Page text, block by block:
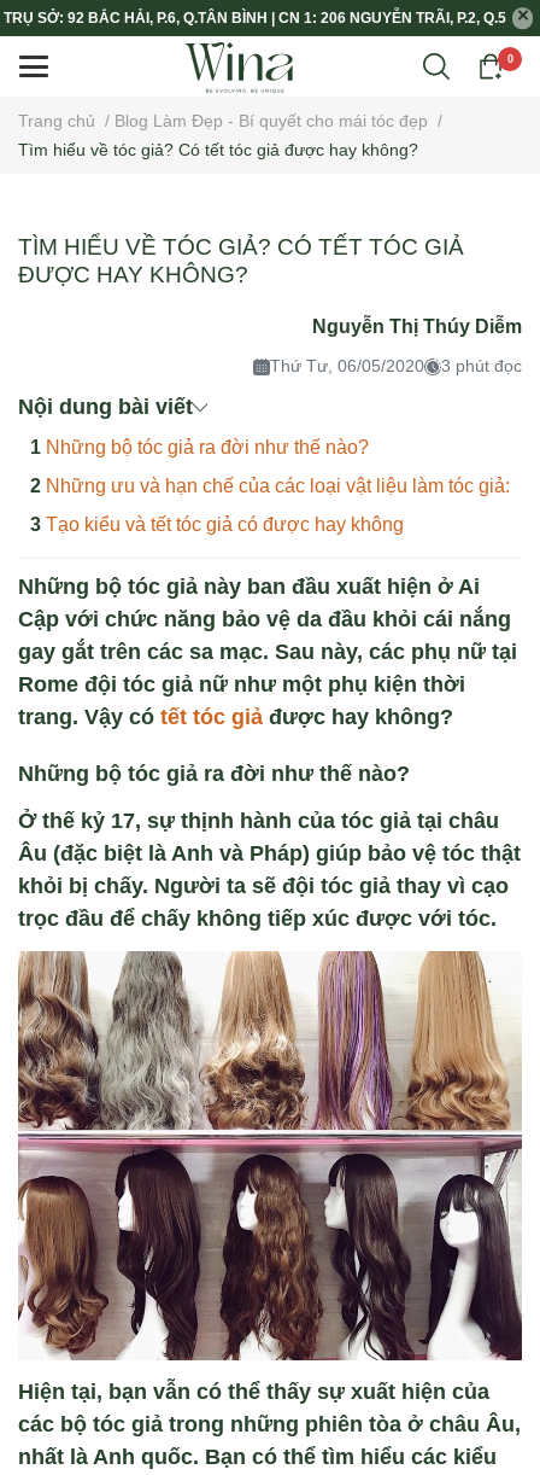
TRỤ SỞ: 92 BẮC HẢI, P.6, Q.TÂN BÌNH | CN 1: 206 NGUYỄN TRÃI, P.2, Q.5
0
Trang chủ / Blog Làm Đẹp - Bí quyết cho mái tóc đẹp /
Tìm hiểu về tóc giả? Có tết tóc giả được hay không?
TÌM HIỂU VỀ TÓC GIẢ? CÓ TẾT TÓC GIẢ
ĐƯỢC HAY KHÔNG?
Nguyễn Thị Thúy Diễm
Thứ Tư, 06/05/2020 3 phút đọc
Nội dung bài viết
Những bộ tóc giả ra đời như thế nào?
Những ưu và hạn chế của các loại vật liệu làm tóc giả:
Tạo kiểu và tết tóc giả có được hay không
Những bộ tóc giả này ban đầu xuất hiện ở Ai
Cập với chức năng bảo vệ da đầu khỏi cái nắng
gay gắt trên các sa mạc. Sau này, các phụ nữ tại
Rome đội tóc giả nữ như một phụ kiện thời
trang. Vậy có tết tóc giả được hay không?
Những bộ tóc giả ra đời như thế nào?
Ở thế kỷ 17, sự thịnh hành của tóc giả tại châu
Âu (đặc biệt là Anh và Pháp) giúp bảo vệ tóc thật
khỏi bị chấy. Người ta sẽ đội tóc giả thay vì cạo
trọc đầu để chấy không tiếp xúc được với tóc.
Hiện tại, bạn vẫn có thể thấy sự xuất hiện của
các bộ tóc giả trong những phiên tòa ở châu Âu,
nhất là Anh quốc. Bạn có thể tìm hiểu các kiểu